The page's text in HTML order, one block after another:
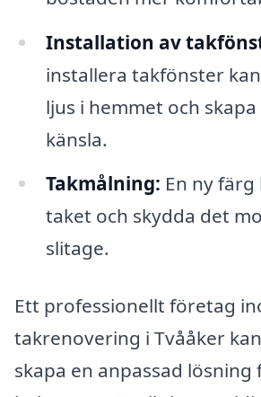
Installation av
installera takfönster
ljus i hemmet och
känsla.
Takmålning: En ny
taket och skydda det
slitage.
Ett professionellt företag
takrenovering i Tvååker
skapa en anpassad lösning